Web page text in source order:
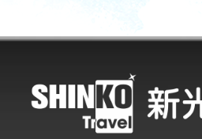
科治療的不同選擇能幫助
療方式，進而達到最佳的
恢復效果。
導